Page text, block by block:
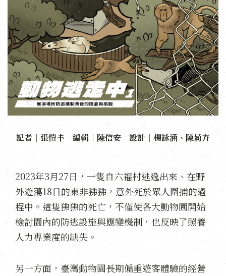
記者｜張愷丰 編輯｜陳信安 設計｜楊詠涵、陳莉卉
2023年3月27日，一隻自六福村逃逸出來、在野
外遊蕩18日的東非狒狒，意外死於眾人圍捕的過
程中。這隻狒狒的死亡，不僅使各大動物園開始
檢討園內的防逃設施與應變機制，也反映了照養
人力專業度的缺失。
另一方面，臺灣動物園長期偏重遊客體驗的經營